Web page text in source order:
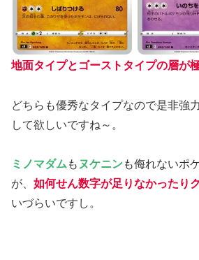
地面タイプとゴーストタイプの層が
どちらも優秀なタイプなので是非強
して欲しいですね～。
ミノマダム も ヌケニンも侮れないポ
が、 如何せん数字が足りなかったり
いづらいですし。